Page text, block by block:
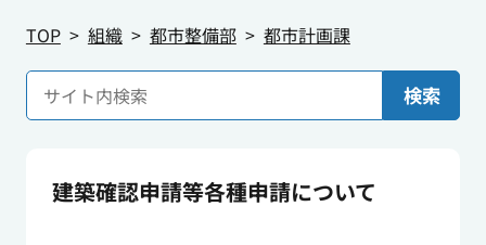
TOP
組織 都市整備部 都市計画課
検索
建築確認申請等各種申請について